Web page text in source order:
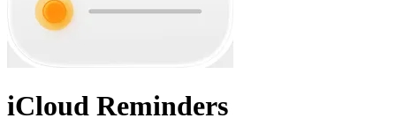
iCloud Reminders